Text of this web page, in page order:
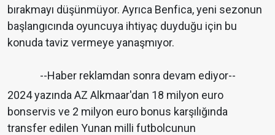
bırakmayı düşünmüyor. Ayrıca Benfica, yeni sezonun
başlangıcında oyuncuya ihtiyaç duyduğu için bu
konuda taviz vermeye yanaşmıyor.
--Haber reklamdan sonra devam ediyor--
2024 yazında AZ Alkmaar'dan 18 milyon euro
bonservis ve 2 milyon euro bonus karşılığında
transfer edilen Yunan milli futbolcunun